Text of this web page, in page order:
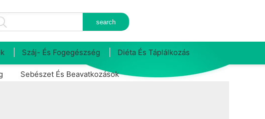
Száj- És Fogegészség Diéta És Táplálkozás
Sebészet És Beavatkozások